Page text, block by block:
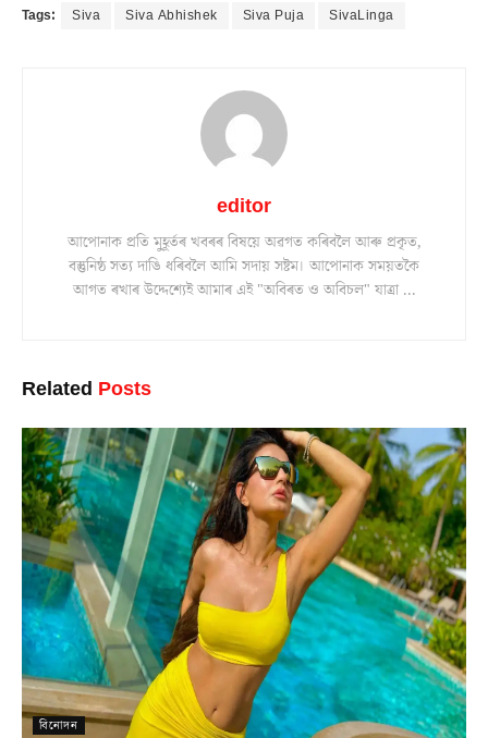
Tags: Siva Siva Abhishek Siva Puja SivaLinga
editor
আপোনাক প্ৰতি মুহূৰ্তৰ খবৰৰ বিষয়ে অৱগত কৰিবলৈ আৰু প্ৰকৃত,
বস্তুনিষ্ঠ সত্য দাঙি ধৰিবলৈ আমি সদায় সষ্টম। আপোনাক সময়তকৈ
আগত ৰখাৰ উদ্দেশ্যেই আমাৰ এই "অবিৰত ও অবিচল" যাত্ৰা ...
Related Posts
বিনোদন